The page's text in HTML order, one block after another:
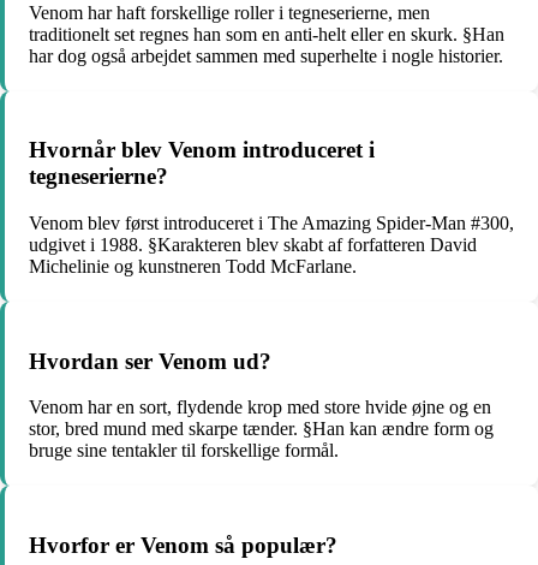
Venom har haft forskellige roller i tegneserierne, men
traditionelt set regnes han som en anti-helt eller en skurk. §Han
har dog også arbejdet sammen med superhelte i nogle historier.
Hvornår blev Venom introduceret i
tegneserierne?
Venom blev først introduceret i The Amazing Spider-Man #300,
udgivet i 1988. §Karakteren blev skabt af forfatteren David
Michelinie og kunstneren Todd McFarlane.
Hvordan ser Venom ud?
Venom har en sort, flydende krop med store hvide øjne og en
stor, bred mund med skarpe tænder. §Han kan ændre form og
bruge sine tentakler til forskellige formål.
Hvorfor er Venom så populær?